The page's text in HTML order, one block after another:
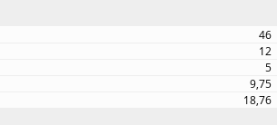
46
12
5
9,75
18,76